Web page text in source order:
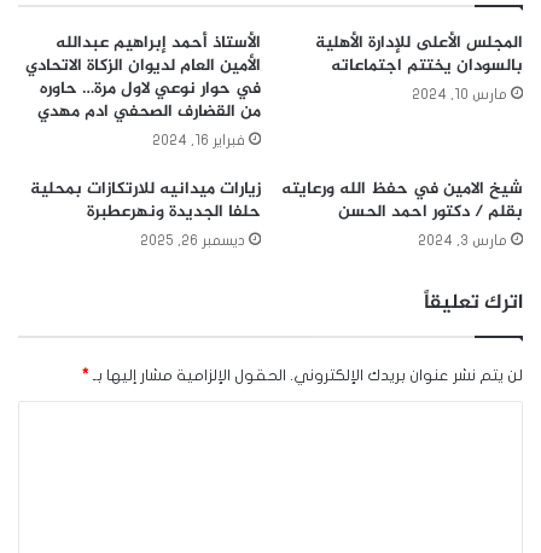
المجلس الأعلى للإدارة الأهلية
بالسودان يختتم اجتماعاته
مارس 10, 2024
الأستاذ أحمد إبراهيم عبدالله
الأمين العام لديوان الزكاة الاتحادي
في حوار نوعي لاول مرة… حاوره
من القضارف الصحفي ادم مهدي
فبراير 16, 2024
شيخ الامين في حفظ الله ورعايته
بقلم / دكتور احمد الحسن
مارس 3, 2024
زيارات ميدانيه للارتكازات بمحلية
حلفا الجديدة ونهرعطبرة
ديسمبر 26, 2025
اترك تعليقاً
لن يتم نشر عنوان بريدك الإلكتروني. الحقول الإلزامية مشار إليها بـ *